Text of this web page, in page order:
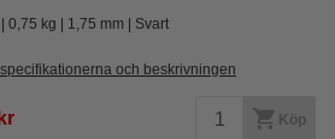
0,75 kg 1,75 mm Svart
och beskrivningen
Köp